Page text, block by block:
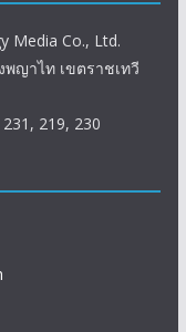
Media Co., Ltd.
ญาไท เขตราชเทวี
219, 230